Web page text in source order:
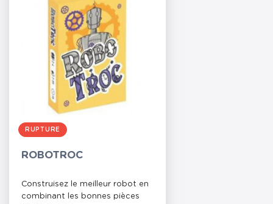
RUPTURE
ROBOTROC
Construisez le meilleur robot en
combinant les bonnes pièces